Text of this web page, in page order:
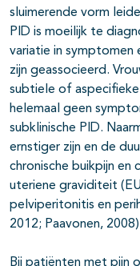
sluimerende vorm
PID is moeilijk te
variatie in
zijn geassocieerd.
subtiele of
helemaal geen
subklinische PID.
ernstiger zijn en de
chronische buikpijn
uteriene graviditeit
pelviperitonitis en
2012; Paavonen,
Bij patiënten met pijn